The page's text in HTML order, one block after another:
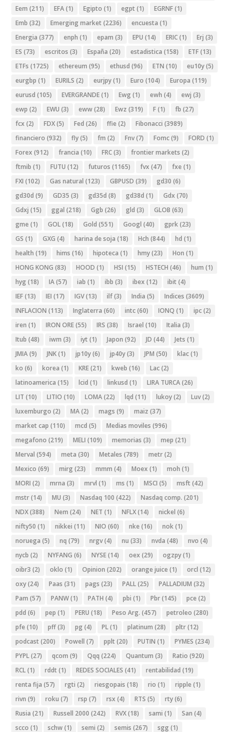
Eem (211) EFA(1) Egipto (1) egpt (1) EGRNF(1)
Emb (32) Emerging market (2236) encuesta (1)
Energia (377) enph (1) epam (3) EPU (14) ERIC(1) Erj (3)
ES (73) escritos (3) España (20) estadistica (158) ETF(13)
ETFs (1725) ethereum (95) ethusd (96) ETN (10) eu10y(5)
eurgbp (1) EURILS (2) eurjpy(1) Euro (104) Europa (119)
eurusd (105) EVERGRANDE(1) Ewg (1) ewh (4) ewj (3)
ewp (2) EWU (3) eww(28) Ewz (319) F(1) fb (27)
fcx (2) FDX(5) Fed (26) ffie (2) Fibonacci (3989)
financiero (932) fly(5) fm (2) Fnv(7) Fomc(9) FORD (1)
Forex (912) francia (10) FRC(3) frontier markets (2)
ftmib (1) FUTU (12) futuros (1165) fvx (47) fxe (1)
FXI (102) Gas natural (123) GBPUSD (39) gd30 (6)
gd30d (9) GD35 (3) gd35d (8) gd38d (1) Gdx (70)
Gdxj (15) ggal (218) Ggb (26) gld (3) GLOB (63)
gme (1) GOL(18) Gold (551) Googl (40) gprk(23)
GS (1) GXG (4) harina de soja (18) Hch (844) hd (1)
health (19) hims (16) hipoteca (1) hmy(23) Hon (1)
HONG KONG (83) HOOD (1) HSI (15) HSTECH (46) hum (1)
hyg (18) IA(57) iab (1) ibb (3) ibex (12) ibit (4)
IEF(13) IEI (17) IGV(13) ilf(3) India (5) Indices (3609)
INFLACION (113) Inglaterra (60) intc(60) IONQ (1) ipc(2)
iren (1) IRON ORE(55) IRS (38) Israel (10) Italia (3)
Itub (48) iwm (3) iyt (1) Japon (92) JD (44) Jets (1)
JMIA(9) JNK(1) jp10y(6) jp40y(3) JPM (50) klac(1)
ko (6) korea (1) KRE(21) kweb (16) Lac(2)
latinoamerica (15) lcid (1) linkusd (1) LIRA TURCA(26)
LIT (10) LITIO (10) LOMA(22) lqd (11) lukoy(2) Luv(2)
luxemburgo (2) MA(2) mags (9) maiz (37)
market cap (110) mcd (5) Medias moviles (996)
megafono (219) MELI (109) memorias (3) mep (21)
Merval (594) meta (30) Metales (789) metr(2)
Mexico (69) mirg (23) mmm (4) Moex (1) moh (1)
MORI (2) mrna (3) mrvl (1) ms (1) MSCI (5) msft (42)
mstr(14) MU (3) Nasdaq 100 (422) Nasdaq comp. (201)
NDX(388) Nem (24) NET (1) NFLX(14) nickel (6)
nifty50 (1) nikkei (11) NIO (60) nke (16) nok(1)
noruega (5) nq (79) nrgv(4) nu (33) nvda (48) nvo (4)
nycb (2) NYFANG (6) NYSE(14) oex (29) ogzpy(1)
oibr3 (2) oklo (1) Opinion (202) orange juice (1) orcl (12)
oxy(24) Paas (31) pags (23) PALL(25) PALLADIUM (32)
Pam (57) PANW(1) PATH (4) pbi (1) Pbr(145) pce (2)
pdd (6) pep (1) PERU (18) Peso Arg. (457) petroleo (280)
pfe (10) pff(3) pg (4) PL(1) platinum (28) pltr(12)
podcast (200) Powell (7) pplt (20) PUTIN (1) PYMES (234)
PYPL(27) qcom (9) Qqq (224) Quantum (3) Ratio (920)
RCL(1) rddt (1) REDES SOCIALES (41) rentabilidad (19)
renta fija (57) rgti (2) riesgopais (18) rio (1) ripple (1)
rivn (9) roku (7) rsp (7) rsx (4) RTS (5) rty(6)
Rusia (21) Russell 2000 (242) RVX(18) sami (1) San (4)
scco (1) schw(1) semi (2) semis (267) sgg (1)